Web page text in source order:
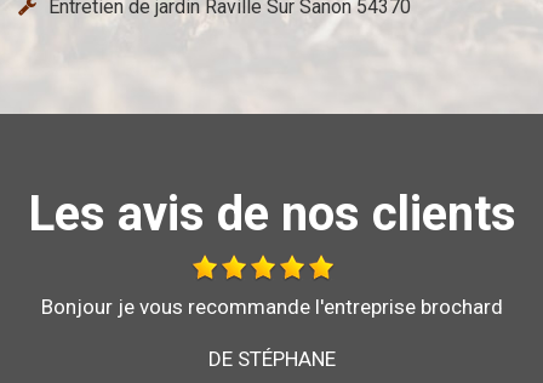
Entretien de jardin Raville Sur Sanon 54370
Les avis de nos clients
Au top, je recommande !!
DE ORNELLA